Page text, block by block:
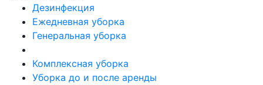
Дезинфекция
Ежедневная уборка
Генеральная уборка
Комплексная уборка
Уборка до и после аренды